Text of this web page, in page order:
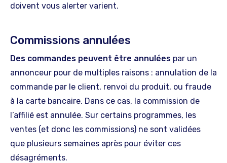
doivent vous alerter varient.
Commissions annulées
Des commandes peuvent être annulées par un
annonceur pour de multiples raisons : annulation de la
commande par le client, renvoi du produit, ou fraude
à la carte bancaire. Dans ce cas, la commission de
l’affilié est annulée. Sur certains programmes, les
ventes (et donc les commissions) ne sont validées
que plusieurs semaines après pour éviter ces
désagréments.